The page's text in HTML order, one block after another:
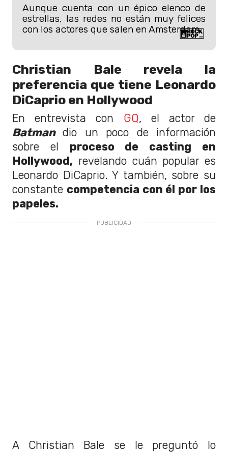
Aunque cuenta con un épico elenco de
estrellas, las redes no están muy felices
con los actores que salen en Amsterdam.
Christian Bale revela la
preferencia que tiene Leonardo
DiCaprio en Hollywood
En entrevista con GQ, el actor de
Batman dio un poco de información
sobre el proceso de casting en
Hollywood, revelando cuán popular es
Leonardo DiCaprio. Y también, sobre su
constante competencia con él por los
papeles.
A Christian Bale se le preguntó lo